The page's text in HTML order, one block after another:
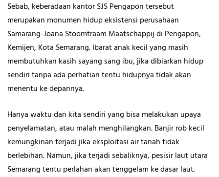
Sebab, keberadaan kantor SJS Pengapon tersebut
merupakan monumen hidup eksistensi perusahaan
Samarang-Joana Stoomtraam Maatschappij di Pengapon,
Kemijen, Kota Semarang. Ibarat anak kecil yang masih
membutuhkan kasih sayang sang ibu, jika dibiarkan hidup
sendiri tanpa ada perhatian tentu hidupnya tidak akan
menentu ke depannya.
Hanya waktu dan kita sendiri yang bisa melakukan upaya
penyelamatan, atau malah menghilangkan. Banjir rob kecil
kemungkinan terjadi jika eksploitasi air tanah tidak
berlebihan. Namun, jika terjadi sebaliknya, pesisir laut utara
Semarang tentu perlahan akan tenggelam ke dasar laut.